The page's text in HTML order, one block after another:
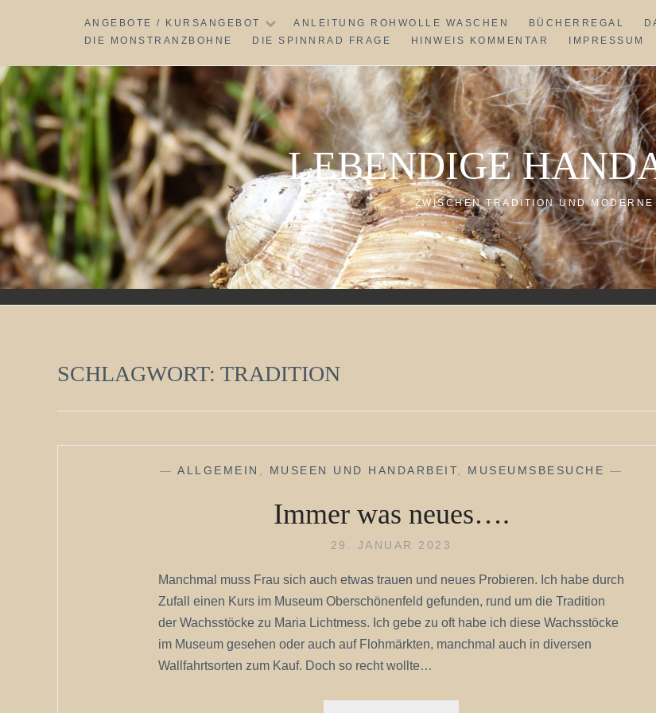
ANGEBOTE / KURSANGEBOT ANLEITUNG ROHWOLLE WASCHEN BÜCHERREGAL
DIE MONSTRANZBOHNE
DIE SPINNRAD FRAGE HINWEIS KOMMENTAR IMPRESSUM
LEBENDIGE
ZWISCHEN TRADITION UND MODERNE
SCHLAGWORT: TRADITION
— ALLGEMEIN MUSEEN UND HANDARBEIT MUSEUMSBESUCHE —
Immer was neues….
29. JANUAR 2023
Manchmal muss Frau sich auch etwas trauen und neues Probieren. Ich habe durch
Zufall einen Kurs im Museum Oberschönenfeld gefunden, rund um die Tradition
der Wachsstöcke zu Maria Lichtmess. Ich gebe zu oft habe ich diese Wachsstöcke
im Museum gesehen oder auch auf Flohmärkten, manchmal auch in diversen
Wallfahrtsorten zum Kauf. Doch so recht wollte…